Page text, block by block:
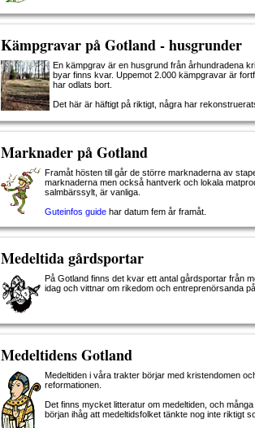
Kämpgravar på Gotland - husgrunder
En kämpgrav är en husgrund från århundradena
byar finns kvar. Uppemot 2.000 kämpgravar är
har odlats bort.
Det här är häftigt på riktigt, några har
Marknader på Gotland
Framåt hösten till går de större marknaderna av
marknaderna men också hantverk och lokala
salmbärssylt, är vanliga.
Guteinfos guide har datum fem år framåt.
Medeltida gårdsportar
På Gotland finns det kvar ett antal gårdsportar från
idag och vittnar om rikedom och entreprenörsanda
Medeltidens Gotland
Medeltiden i våra trakter börjar med kristendomen
reformationen.
Det finns mycket litteratur om medeltiden, och
början ihåg att medeltidsfolket tänkte nog inte riktigt